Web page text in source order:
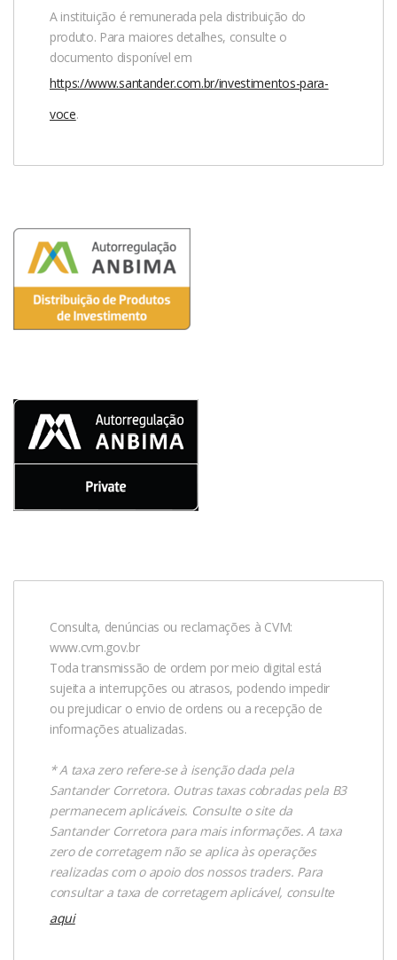
A instituição é remunerada pela distribuição do
produto. Para maiores detalhes, consulte o
documento disponível em
https://www.santander.com.br/investimentos-para-
voce.
Consulta, denúncias ou reclamações à CVM:
www.cvm.gov.br
Toda transmissão de ordem por meio digital está
sujeita a interrupções ou atrasos, podendo impedir
ou prejudicar o envio de ordens ou a recepção de
informações atualizadas.
* A taxa zero refere-se à isenção dada pela
Santander Corretora. Outras taxas cobradas pela B3
permanecem aplicáveis. Consulte o site da
Santander Corretora para mais informações. A taxa
zero de corretagem não se aplica às operações
realizadas com o apoio dos nossos traders. Para
consultar a taxa de corretagem aplicável, consulte
aqui